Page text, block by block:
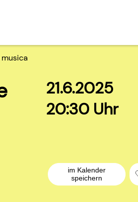
21.6.2025
20:30 Uhr
im Kalender
speichern